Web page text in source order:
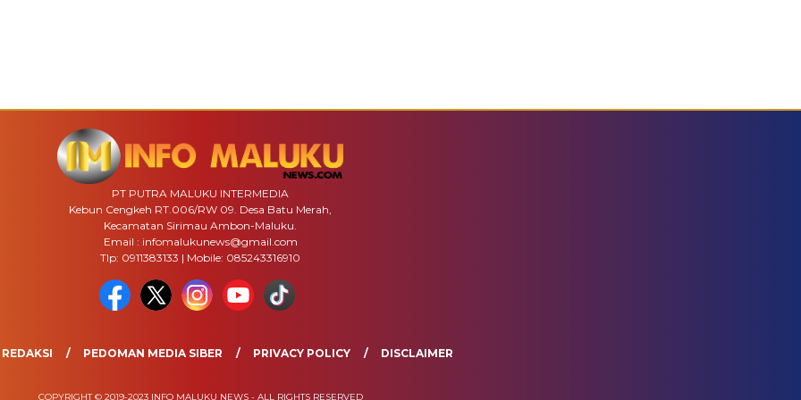
PT PUTRA MALUKU INTERMEDIA
Kebun Cengkeh RT.006/RW 09. Desa Batu Merah,
Kecamatan Sirimau Ambon-Maluku.
Email : infomalukunews@gmail.com
Tlp: 0911383133 | Mobile: 085243316910
REDAKSI PEDOMAN MEDIA SIBER PRIVACY POLICY DISCLAIMER
COPYRIGHT © 2019-2023 INFO MALUKU NEWS - ALL RIGHTS RESERVED